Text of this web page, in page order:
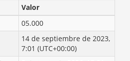
Valor
05.000
14 de septiembre de 2023,
7:01 (UTC+00:00)